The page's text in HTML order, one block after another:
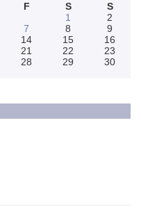
F S
S
1
2
7 8
9
14 15
16
21 22
23
28 29
30